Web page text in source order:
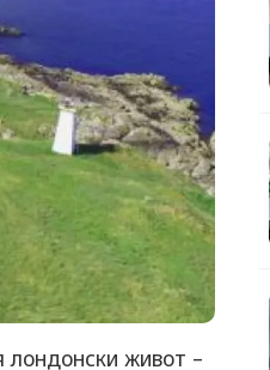
лондонски живот –